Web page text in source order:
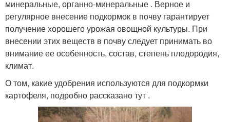
минеральные, органно-минеральные . Верное и
регулярное внесение подкормок в почву гарантирует
получение хорошего урожая овощной культуры. При
внесении этих веществ в почву следует принимать во
внимание ее особенность, состав, степень плодородия,
климат.
О том, какие удобрения используются для подкормки
картофеля, подробно рассказано тут .